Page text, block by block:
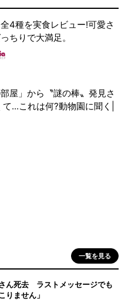
4種を実食レビュー!可愛さ
ちりで大満足。
部屋」から〝謎の棒〟発見さ
...これは何?動物園に聞く|
一覧を見る
ん死去 ラストメッセージでも
ません」